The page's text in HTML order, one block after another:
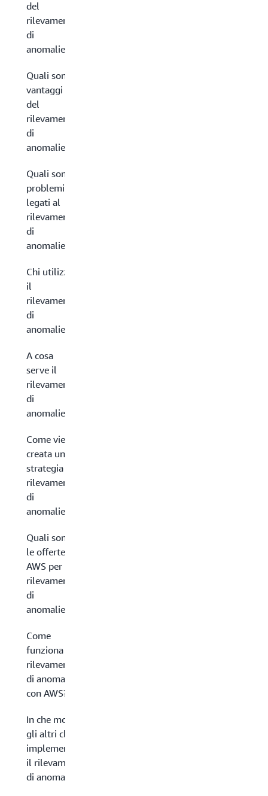
del
rilevamento
di
anomalie?
Quali sono i
vantaggi
del
rilevamento
di
anomalie?
Quali sono i
problemi
legati al
rilevamento
di
anomalie?
Chi utilizza
il
rilevamento
di
anomalie?
A cosa
serve il
rilevamento
di
anomalie?
Come viene
creata una
strategia di
rilevamento
di
anomalie?
Quali sono
le offerte
AWS per il
rilevamento
di
anomalie?
Come
funziona il
rilevamento
di anomalie
con AWS?
In che modo
gli altri clienti
implementano
il rilevamento
di anomalie?